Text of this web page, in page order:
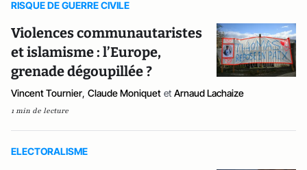
RISQUE DE GUERRE CIVILE
Violences communautaristes
et islamisme : l’Europe,
grenade dégoupillée ?
Vincent Tournier, Claude Moniquet et Arnaud Lachaize
1 min de lecture
ELECTORALISME